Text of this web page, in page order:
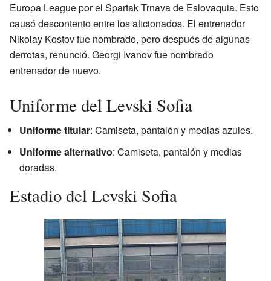
Europa League por el Spartak Trnava de Eslovaquia. Esto
causó descontento entre los aficionados. El entrenador
Nikolay Kostov fue nombrado, pero después de algunas
derrotas, renunció. Georgi Ivanov fue nombrado
entrenador de nuevo.
Uniforme del Levski Sofia
Uniforme titular: Camiseta, pantalón y medias azules.
Uniforme alternativo: Camiseta, pantalón y medias
doradas.
Estadio del Levski Sofia